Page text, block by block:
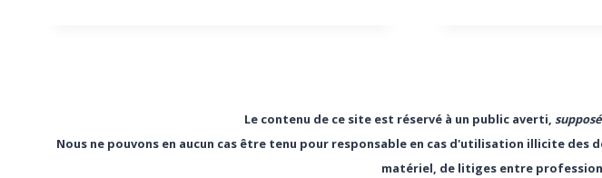
SUPER
WAVE
Le contenu de ce site est réservé à un public averti,
Nous ne pouvons en aucun cas être tenu pour responsable en cas d'utilisation illicite
matériel, de litiges entre